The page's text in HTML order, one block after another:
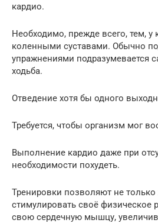
кардио.
Необходимо, прежде всего, тем, у
коленными суставами. Обычно
упражнениями подразумевается
ходьба.
Отведение хотя бы одного
Требуется, чтобы организм мог
Выполнение кардио даже при
необходимости похудеть.
Тренировки позволяют не только
стимулировать своё физическое
свою сердечную мышцу,